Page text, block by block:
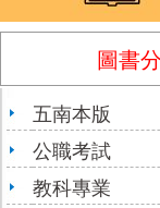
圖書
五南本版
公職考試
教科專業